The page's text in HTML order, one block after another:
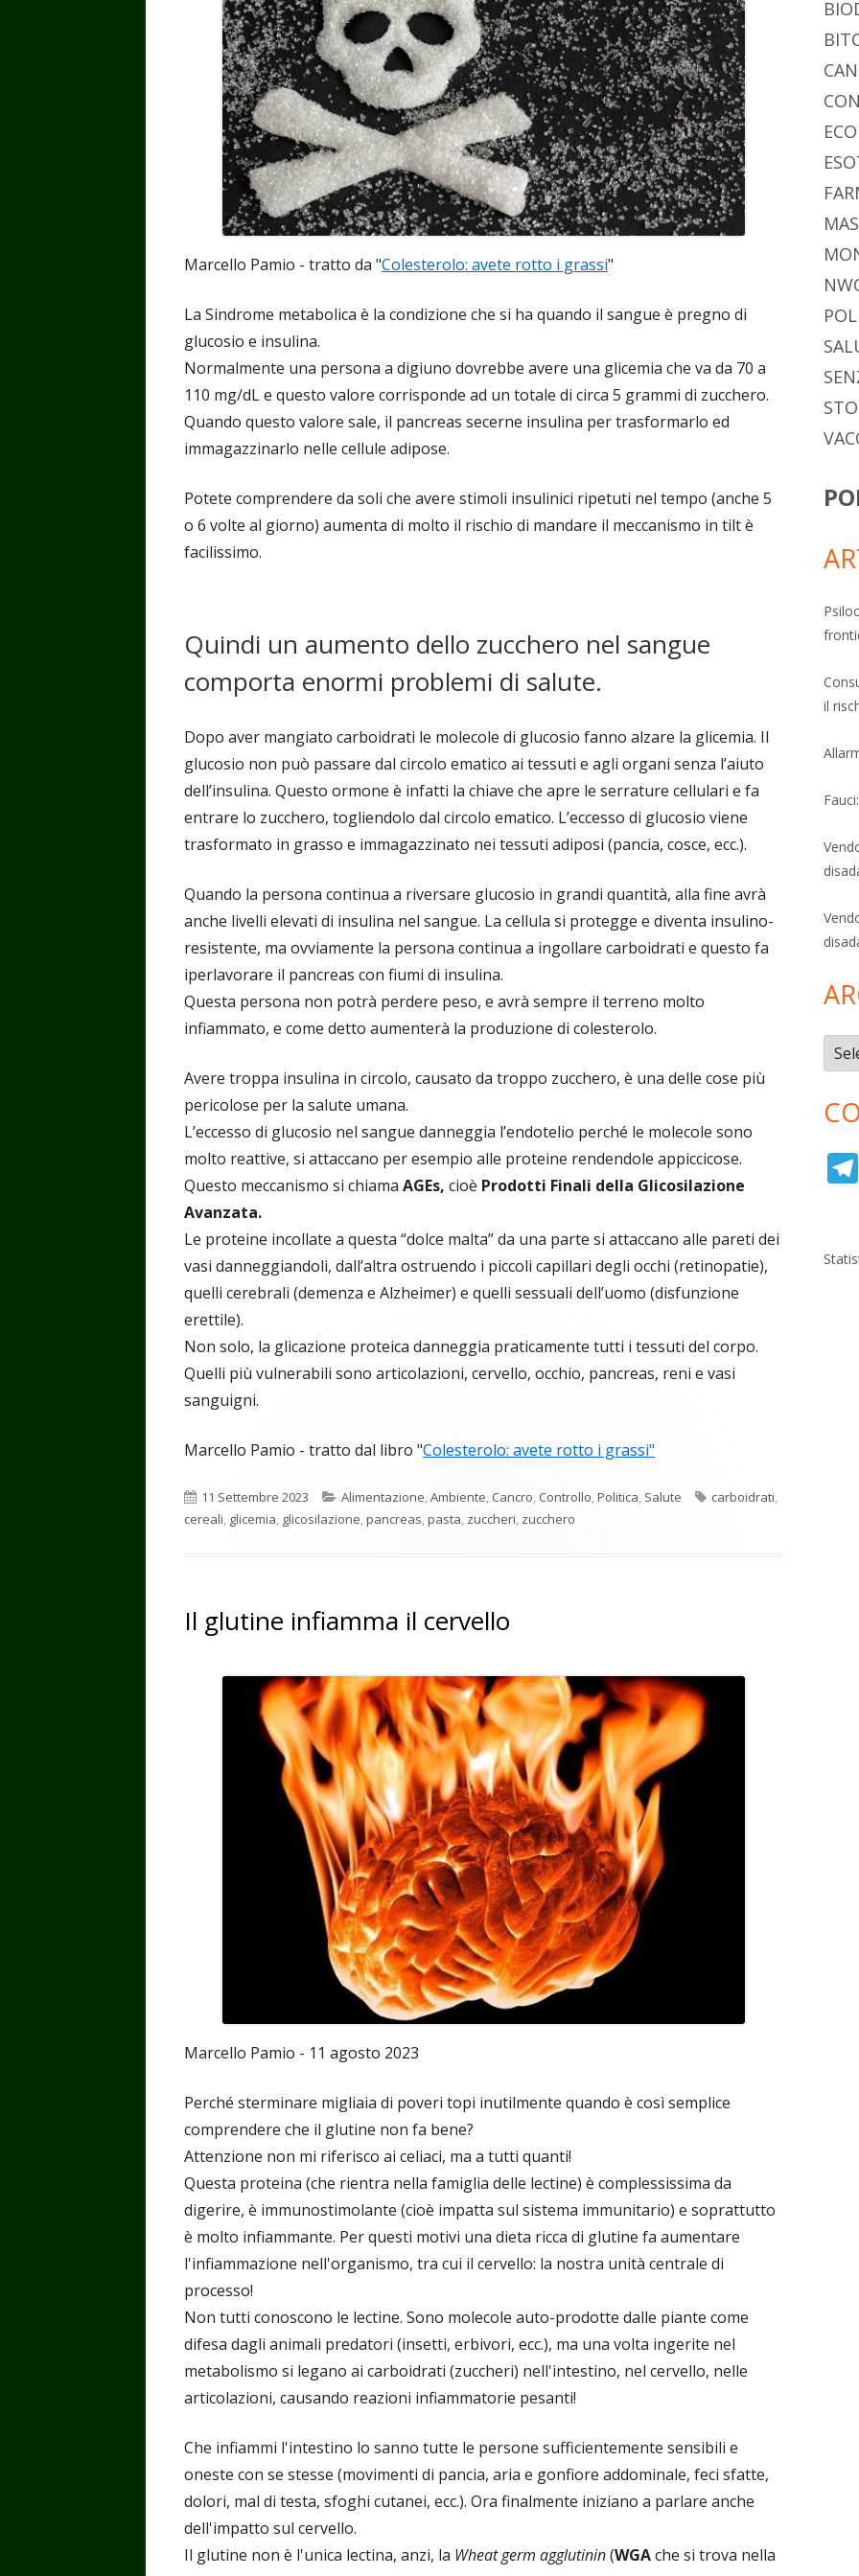
Marcello Pamio - tratto da "Colesterolo: avete rotto i grassi"
La Sindrome metabolica è la condizione che si ha quando il sangue è pregno di
glucosio e insulina.
Normalmente una persona a digiuno dovrebbe avere una glicemia che va da 70 a
110 mg/dL e questo valore corrisponde ad un totale di circa 5 grammi di zucchero.
Quando questo valore sale, il pancreas secerne insulina per trasformarlo ed
immagazzinarlo nelle cellule adipose.
Potete comprendere da soli che avere stimoli insulinici ripetuti nel tempo (anche 5
o 6 volte al giorno) aumenta di molto il rischio di mandare il meccanismo in tilt è
facilissimo.
Quindi un aumento dello zucchero nel sangue
comporta enormi problemi di salute.
Dopo aver mangiato carboidrati le molecole di glucosio fanno alzare la glicemia. Il
glucosio non può passare dal circolo ematico ai tessuti e agli organi senza l’aiuto
dell’insulina. Questo ormone è infatti la chiave che apre le serrature cellulari e fa
entrare lo zucchero, togliendolo dal circolo ematico. L’eccesso di glucosio viene
trasformato in grasso e immagazzinato nei tessuti adiposi (pancia, cosce, ecc.).
Quando la persona continua a riversare glucosio in grandi quantità, alla fine avrà
anche livelli elevati di insulina nel sangue. La cellula si protegge e diventa insulino-
resistente, ma ovviamente la persona continua a ingollare carboidrati e questo fa
iperlavorare il pancreas con fiumi di insulina.
Questa persona non potrà perdere peso, e avrà sempre il terreno molto
infiammato, e come detto aumenterà la produzione di colesterolo.
Avere troppa insulina in circolo, causato da troppo zucchero, è una delle cose più
pericolose per la salute umana.
L’eccesso di glucosio nel sangue danneggia l’endotelio perché le molecole sono
molto reattive, si attaccano per esempio alle proteine rendendole appiccicose.
Questo meccanismo si chiama AGEs, cioè Prodotti Finali della Glicosilazione
Avanzata.
Le proteine incollate a questa “dolce malta” da una parte si attaccano alle pareti dei
vasi danneggiandoli, dall’altra ostruendo i piccoli capillari degli occhi (retinopatie),
quelli cerebrali (demenza e Alzheimer) e quelli sessuali dell’uomo (disfunzione
erettile).
Non solo, la glicazione proteica danneggia praticamente tutti i tessuti del corpo.
Quelli più vulnerabili sono articolazioni, cervello, occhio, pancreas, reni e vasi
sanguigni.
Marcello Pamio - tratto dal libro "Colesterolo: avete rotto i grassi"
Pubblicato
11 Settembre 2023 Categorie
Alimentazione,Ambiente, Cancro, Controllo,Politica, Salute Tag
carboidrati,
cereali, glicemia, glicosilazione,pancreas,pasta, zuccheri, zucchero
Il glutine infiamma il cervello
Marcello Pamio - 11 agosto 2023
Perché sterminare migliaia di poveri topi inutilmente quando è così semplice
comprendere che il glutine non fa bene?
Attenzione non mi riferisco ai celiaci, ma a tutti quanti!
Questa proteina (che rientra nella famiglia delle lectine) è complessissima da
digerire, è immunostimolante (cioè impatta sul sistema immunitario) e soprattutto
è molto infiammante. Per questi motivi una dieta ricca di glutine fa aumentare
l'infiammazione nell'organismo, tra cui il cervello: la nostra unità centrale di
processo!
Non tutti conoscono le lectine. Sono molecole auto-prodotte dalle piante come
difesa dagli animali predatori (insetti, erbivori, ecc.), ma una volta ingerite nel
metabolismo si legano ai carboidrati (zuccheri) nell'intestino, nel cervello, nelle
articolazioni, causando reazioni infiammatorie pesanti!
Che infiammi l'intestino lo sanno tutte le persone sufficientemente sensibili e
oneste con se stesse (movimenti di pancia, aria e gonfiore addominale, feci sfatte,
dolori, mal di testa, sfoghi cutanei, ecc.). Ora finalmente iniziano a parlare anche
dell'impatto sul cervello.
Il glutine non è l'unica lectina, anzi, la Wheat germ agglutinin(WGAche si trova nella
il